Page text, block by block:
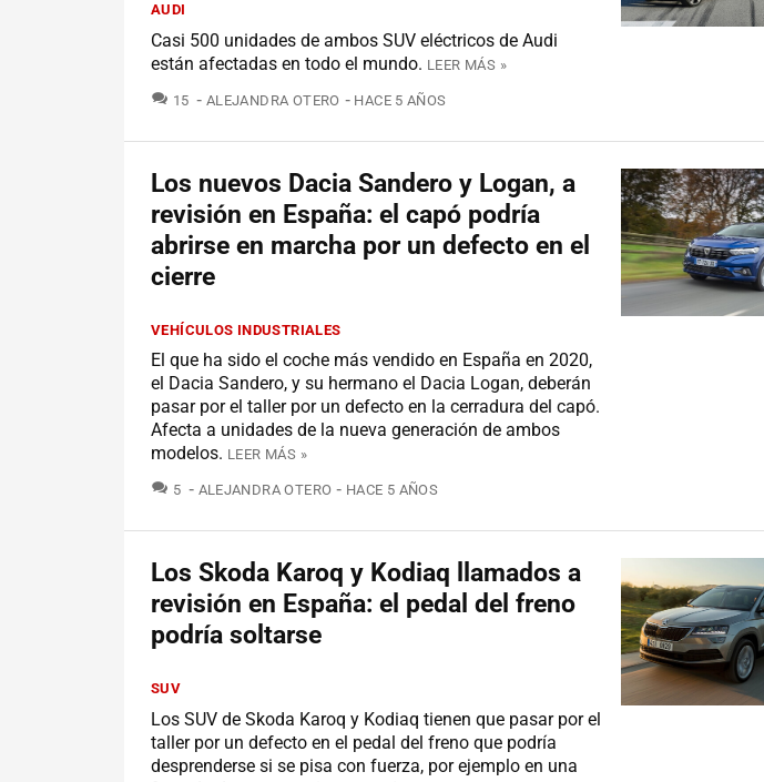
AUDI
Casi 500 unidades de ambos SUV eléctricos de Audi
están afectadas en todo el mundo. LEER MÁS »
15 COMENTARIOS
ALEJANDRA OTERO HACE 5 AÑOS
Los nuevos Dacia Sandero y Logan, a
revisión en España: el capó podría
abrirse en marcha por un defecto en el
cierre
VEHÍCULOS INDUSTRIALES
El que ha sido el coche más vendido en España en 2020,
el Dacia Sandero, y su hermano el Dacia Logan, deberán
pasar por el taller por un defecto en la cerradura del capó.
Afecta a unidades de la nueva generación de ambos
modelos. LEER MÁS »
5 COMENTARIOS
ALEJANDRA OTERO HACE 5 AÑOS
Los Skoda Karoq y Kodiaq llamados a
revisión en España: el pedal del freno
podría soltarse
SUV
Los SUV de Skoda Karoq y Kodiaq tienen que pasar por el
taller por un defecto en el pedal del freno que podría
desprenderse si se pisa con fuerza, por ejemplo en una